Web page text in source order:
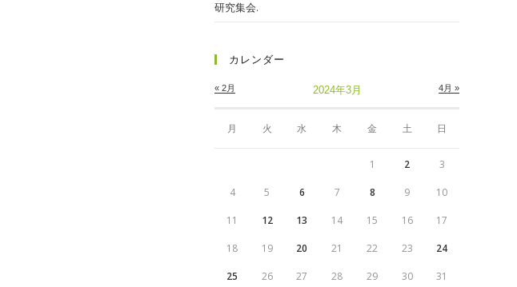
研究集会.
カレンダー
2024年3月
月 火 水 木 金 土 日
« 2月 4月 »
1 2 3
4 5 6 7 8 9 10
11 12 13 14 15 16 17
18 19 20 21 22 23 24
25 26 27 28 29 30 31